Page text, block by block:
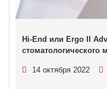
Hi-End или Ergo II
стоматологического
14 октября 2022